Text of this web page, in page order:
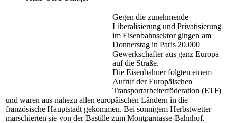
Gegen die zunehmende
Liberalisierung und Privatisierung
im Eisenbahnsektor gingen am
Donnerstag in Paris 20.000
Gewerkschafter aus ganz Europa
auf die Straße.
Die Eisenbahner folgten einem
Aufruf der Europäischen
Transportarbeiterföderation (ETF)
und waren aus nahezu allen europäischen Ländern in die
französische Hauptstadt gekommen. Bei sonnigem Herbstwetter
marschierten sie von der Bastille zum Montparnasse-Bahnhof.